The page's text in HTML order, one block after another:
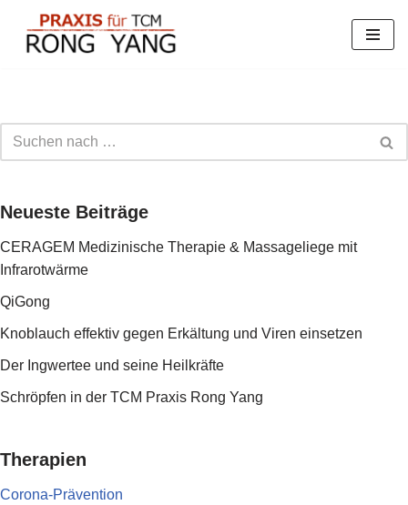
Zum
Neueste Beiträge
CERAGEM Medizinische Therapie & Massageliege mit
Infrarotwärme
QiGong
Knoblauch effektiv gegen Erkältung und Viren einsetzen
Der Ingwertee und seine Heilkräfte
Schröpfen in der TCM Praxis Rong Yang
Therapien
Corona-Prävention